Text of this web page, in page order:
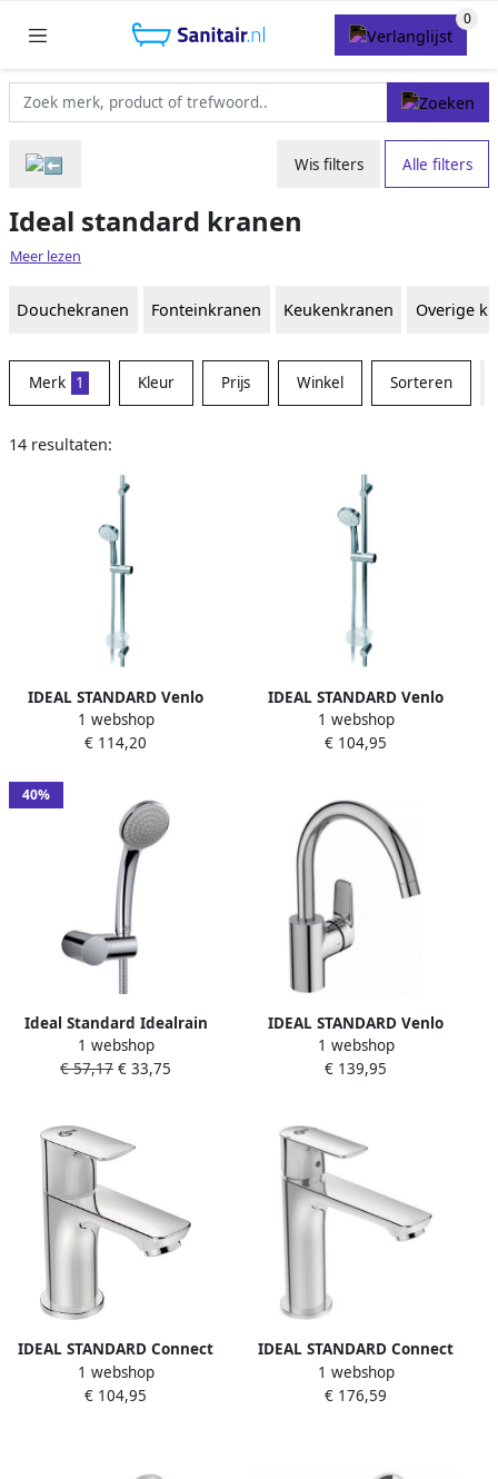
Wis filters Alle filters
Ideal standard kranen
Meer lezen
Douchekranen Fonteinkranen Keukenkranen Overige
Merk 1 Kleur Prijs Winkel Sorteren
14 resultaten:
IDEAL STANDARD Venlo
Aqua 100 glijstangset
900mm 3 straalsoorten met
1 webshop
€ 114,20
IDEAL STANDARD Venlo
Aqua 100
glijstangcombinatie 600mm
1 webshop
€ 104,95
40%
Ideal Standard Idealrain
badset: doucheslang 150cm
handdouche 80mm 1 stand
B9506AA
1 webshop
€ 57,17 € 33,75
IDEAL STANDARD Venlo
Nimbus Blue keukenkraan
met hoge ronde uitloop
1 webshop
€ 139,95
IDEAL STANDARD Connect
Air fonteinkraan koudwater
chroom A7031AA
1 webshop
€ 104,95
IDEAL STANDARD Connect
Air wastafelkraan
eengreeps vast 170mm
1 webshop
€ 176,59